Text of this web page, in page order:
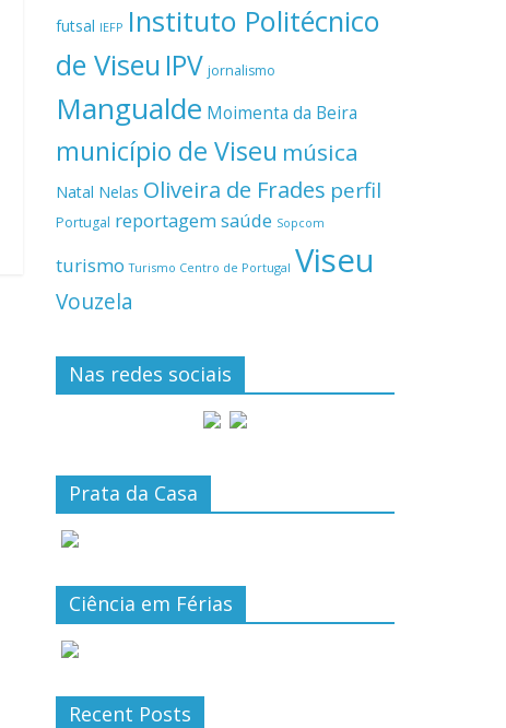
futsal IEFP Instituto Politécnico
de Viseu IPV jornalismo
Mangualde Moimenta da Beira
município de Viseu música
Natal Nelas Oliveira de Frades perfil
Portugal reportagemsaúde Sopcom
turismo Turismo Centro de Portugal Viseu
Vouzela
Nas redes sociais
Prata da Casa
Ciência em Férias
Recent Posts